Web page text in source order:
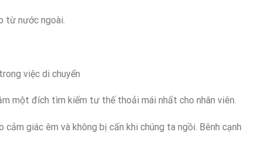
từ nước ngoài.
việc di chuyển
một đích tìm kiếm tư thế thoải mái nhất cho nhân viên.
giác êm và không bị cấn khi chúng ta ngồi. Bênh cạnh